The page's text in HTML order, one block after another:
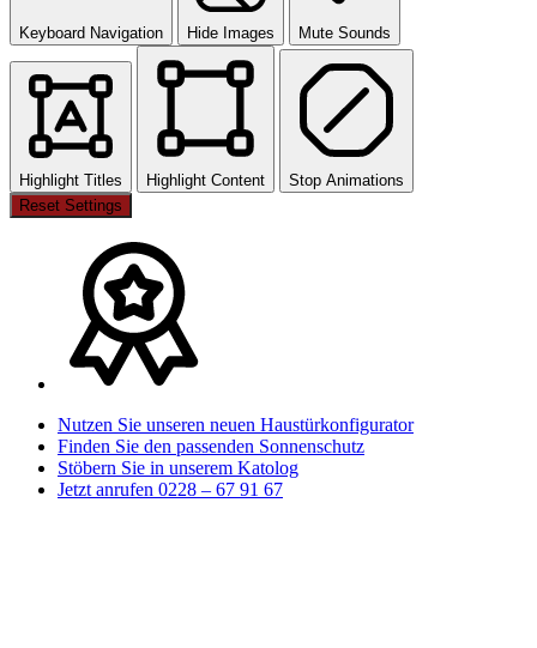
Keyboard Navigation Hide Images Mute Sounds
Highlight Titles Highlight Content
Stop Animations
Reset Settings
Nutzen Sie unseren neuen Haustürkonfigurator
Finden Sie den passenden Sonnenschutz
Stöbern Sie in unserem Katolog
Jetzt anrufen 0228 – 67 91 67